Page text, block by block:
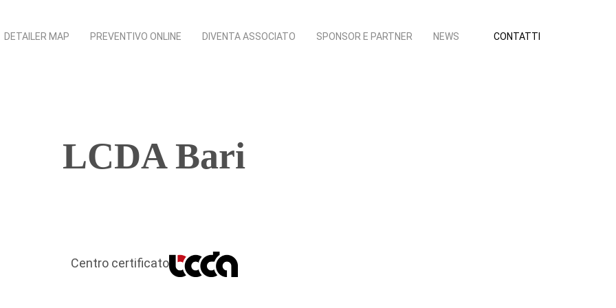
DETAILER MAP PREVENTIVO ONLINE DIVENTA ASSOCIATO SPONSOR E PARTNER NEWS CONTATTI
LCDA Bari
Centro certificato